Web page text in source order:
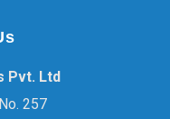
Pvt. Ltd
257